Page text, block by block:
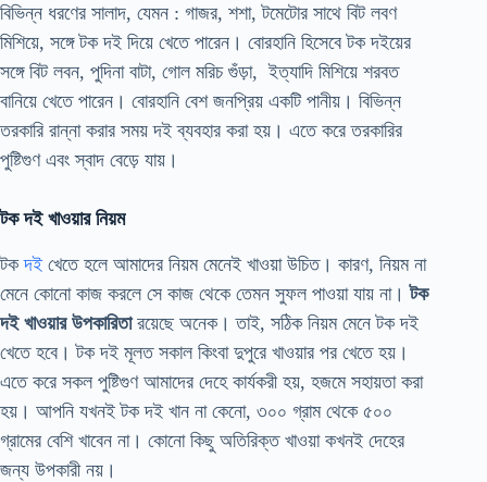
বিভিন্ন ধরণের সালাদ, যেমন : গাজর, শশা, টমেটোর সাথে বিট লবণ
মিশিয়ে, সঙ্গে টক দই দিয়ে খেতে পারেন। বোরহানি হিসেবে টক দইয়ের
সঙ্গে বিট লবন, পুদিনা বাটা, গোল মরিচ গুঁড়া, ইত্যাদি মিশিয়ে শরবত
বানিয়ে খেতে পারেন। বোরহানি বেশ জনপ্রিয় একটি পানীয়। বিভিন্ন
তরকারি রান্না করার সময় দই ব্যবহার করা হয়। এতে করে তরকারির
পুষ্টিগুণ এবং স্বাদ বেড়ে যায়।
টক দই খাওয়ার নিয়ম
টকদইখেতে হলে আমাদের নিয়ম মেনেই খাওয়া উচিত। কারণ, নিয়ম না
মেনে কোনো কাজ করলে সে কাজ থেকে তেমন সুফল পাওয়া যায় না।টক
দই খাওয়ার উপকারিতারয়েছে অনেক। তাই, সঠিক নিয়ম মেনে টক দই
খেতে হবে। টক দই মূলত সকাল কিংবা দুপুরে খাওয়ার পর খেতে হয়।
এতে করে সকল পুষ্টিগুণ আমাদের দেহে কার্যকরী হয়, হজমে সহায়তা করা
হয়। আপনি যখনই টক দই খান না কেনো, ৩০০ গ্রাম থেকে ৫০০
গ্রামের বেশি খাবেন না। কোনো কিছু অতিরিক্ত খাওয়া কখনই দেহের
জন্য উপকারী নয়।